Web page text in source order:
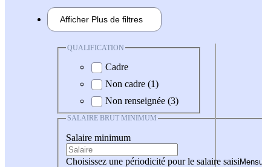
Afficher Plus de filtres
QUALIFICATION
Cadre
Non cadre (1)
Non renseignée (3)
SALAIRE BRUT MINIMUM
Salaire minimum
Choisissez une périodicité pour le salaire saisi